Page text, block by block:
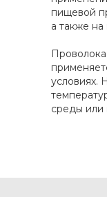
пищевой
а также
условиях.
среды или